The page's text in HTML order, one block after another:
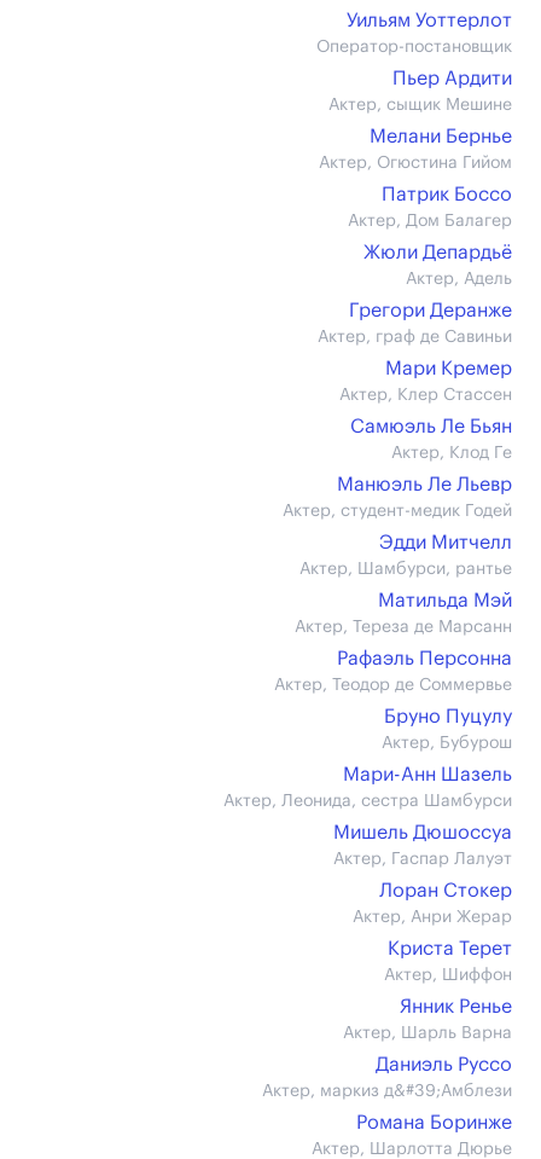
Уильям Уоттерлот
Оператор-постановщик
Пьер Ардити
Актер, сыщик Мешине
Мелани Бернье
Актер, Огюстина Гийом
Патрик Боссо
Актер, Дом Балагер
Жюли Депардьё
Актер, Адель
Грегори Деранже
Актер, граф де Савиньи
Мари Кремер
Актер, Клер Стассен
Самюэль Ле Бьян
Актер, Клод Ге
Манюэль Ле Льевр
Актер, студент-медик Годей
Эдди Митчелл
Актер, Шамбурси, рантье
Матильда Мэй
Актер, Тереза де Марсанн
Рафаэль Персонна
Актер, Теодор де Соммервье
Бруно Пуцулу
Актер, Бубурош
Мари-Анн Шазель
Актер, Леонида, сестра Шамбурси
Мишель Дюшоссуа
Актер, Гаспар Лалуэт
Лоран Стокер
Актер, Анри Жерар
Криста Терет
Актер, Шиффон
Янник Ренье
Актер, Шарль Варна
Даниэль Руссо
Актер, маркиз д&#39;Амблези
Романа Боринже
Актер, Шарлотта Дюрье